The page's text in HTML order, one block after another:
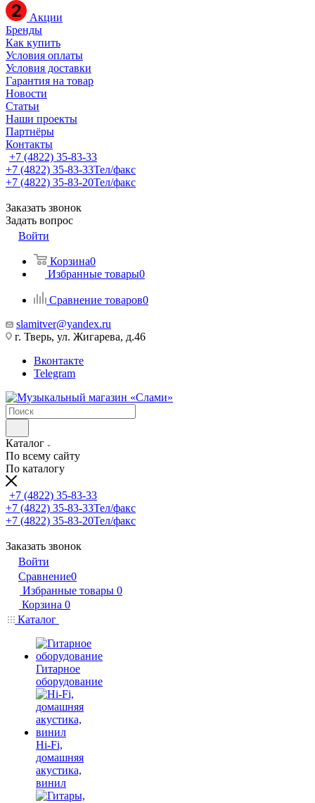
Акции
Бренды
Как купить
Условия оплаты
Условия доставки
Гарантия на товар
Новости
Статьи
Наши проекты
Партнёры
Контакты
+7 (4822) 35-83-33
+7 (4822) 35-83-33Тел/факс
+7 (4822) 35-83-20Тел/факс
Заказать звонок
Задать вопрос
Войти
Корзина0
Избранные товары0
Сравнение товаров0
slamitver@yandex.ru
г. Тверь, ул. Жигарева, д.46
Вконтакте
Telegram
Каталог
По всему сайту
По каталогу
+7 (4822) 35-83-33
+7 (4822) 35-83-33Тел/факс
+7 (4822) 35-83-20Тел/факс
Заказать звонок
Войти
Сравнение0
Избранные товары 0
Корзина 0
Каталог
Гитарное
оборудование
Hi-Fi,
домашняя
акустика,
винил